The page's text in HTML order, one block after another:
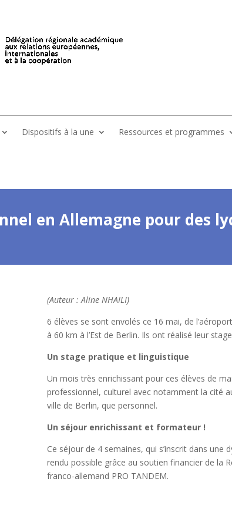
Dispositifs à la une Ressources et programmes
en Allemagne pour des
(Auteur : Aline NHAILI)
6 élèves se sont envolés ce 16 mai, de
à 60 km à l’Est de Berlin. Ils ont réalisé leur
Un stage pratique et linguistique
Un mois très enrichissant pour ces élèves de
professionnel, culturel avec notamment la cité
ville de Berlin, que personnel.
Un séjour enrichissant et formateur !
Ce séjour de 4 semaines, qui s’inscrit dans
rendu possible grâce au soutien financier de la
franco-allemand PRO TANDEM.